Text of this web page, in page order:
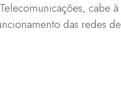
cabe à
das redes de